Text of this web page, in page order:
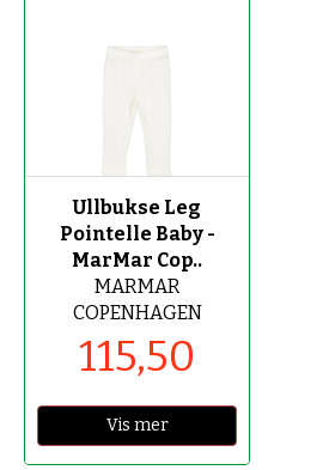
Ullbukse Leg
Pointelle Baby -
MarMar Cop..
MARMAR
COPENHAGEN
115,50
Vis mer